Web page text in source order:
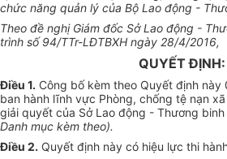
chức năng quản lý của Bộ Lao động -
Theo đề nghị Giám đốc Sở Lao động -
trình số 94/TTr-LĐTBXH ngày 28/4/2016,
QUYẾT ĐỊNH:
Điều 1. Công bố kèm theo Quyết định
ban hành lĩnh vực Phòng, chống tệ nạn
giải quyết của Sở Lao động - Thương binh
Danh mục kèm theo).
Điều 2. Quyết định này có hiệu lực thi